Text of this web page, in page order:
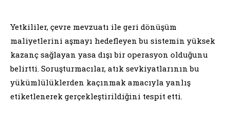
Yetkililer, çevre mevzuatı ile geri dönüşüm
maliyetlerini aşmayı hedefleyen bu sistemin yüksek
kazanç sağlayan yasa dışı bir operasyon olduğunu
belirtti. Soruşturmacılar, atık sevkiyatlarının bu
yükümlülüklerden kaçınmak amacıyla yanlış
etiketlenerek gerçekleştirildiğini tespit etti.